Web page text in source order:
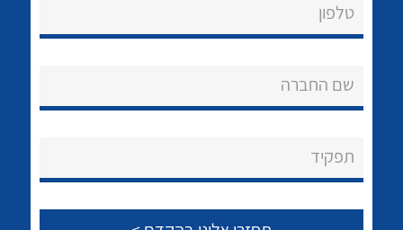
שירותי תמיכה
About Ateka Ltd.
טלפון
שם החברה
תפקיד